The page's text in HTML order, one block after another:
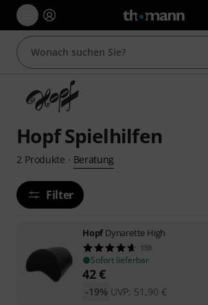
Hopf Spielhilfen
2 Produkte · Beratung
Filter
Hopf Dynarette High
159
Sofort lieferbar
42€
UVP: 51,90 €
-19%